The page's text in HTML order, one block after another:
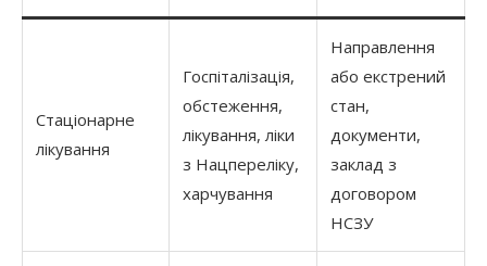
Стаціонарне
лікування
Госпіталізація,
обстеження,
лікування, ліки
з Нацпереліку,
харчування
Направлення
або екстрений
стан,
документи,
заклад з
договором
НСЗУ